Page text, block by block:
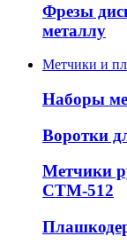
Фрезы
металлу
Метчики и
Наборы
Воротки
Метчики
СТМ-512